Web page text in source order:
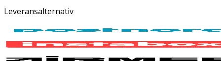
Leveransalternativ